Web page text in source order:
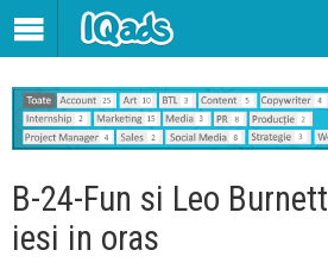
B-24-Fun si Leo
iesi in oras